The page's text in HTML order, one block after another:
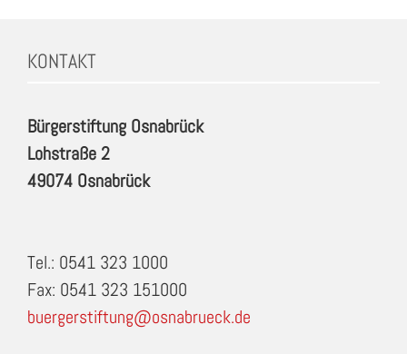
KONTAKT
Bürgerstiftung Osnabrück
Lohstraße 2
49074 Osnabrück
Tel.: 0541 323 1000
Fax: 0541 323 151000
buergerstiftung@osnabrueck.de